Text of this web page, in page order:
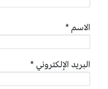
الاسم*
البريد الإلكتروني*